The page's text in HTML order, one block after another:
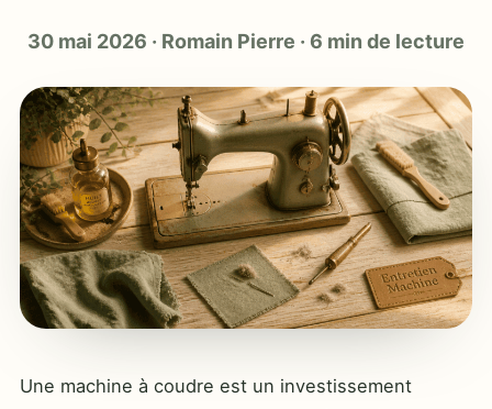
30 mai 2026 · Romain Pierre · 6 min de lecture
Une machine à coudre est un investissement